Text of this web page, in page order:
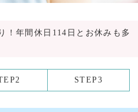
！年間休日114日とお休みも多
STEP3